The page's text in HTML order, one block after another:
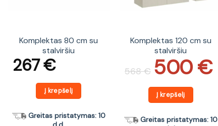
Komplektas 80 cm su
stalviršiu
267€
Į krepšelį
Greitas pristatymas: 10
Komplektas 120 cm su
stalviršiu
568€
price
was: 500€
price
is:
Į krepšelį
Greitas pristatymas: 10